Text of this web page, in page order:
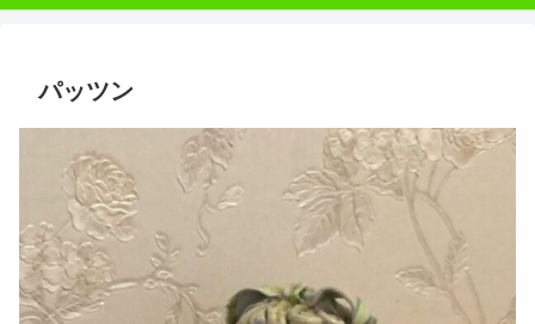
パッツン